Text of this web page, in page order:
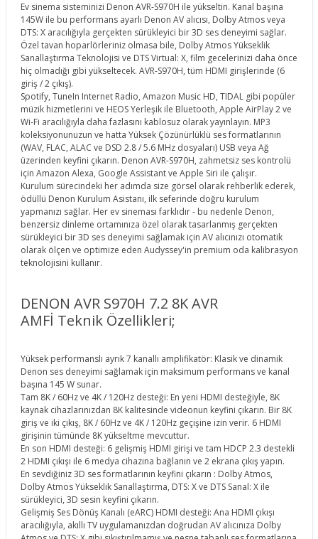
Ev sinema sisteminizi Denon AVR-S970H ile yükseltin. Kanal başına
145W ile bu performans ayarlı Denon AV alıcısı, Dolby Atmos veya
DTS: X aracılığıyla gerçekten sürükleyici bir 3D ses deneyimi sağlar.
Özel tavan hoparlörleriniz olmasa bile, Dolby Atmos Yükseklik
Sanallaştırma Teknolojisi ve DTS Virtual: X, film gecelerinizi daha önce
hiç olmadığı gibi yükseltecek. AVR-S970H, tüm HDMI girişlerinde (6
giriş / 2 çıkış).
Spotify, TuneIn Internet Radio, Amazon Music HD, TIDAL gibi popüler
müzik hizmetlerini ve HEOS Yerleşik ile Bluetooth, Apple AirPlay 2 ve
Wi-Fi aracılığıyla daha fazlasını kablosuz olarak yayınlayın. MP3
koleksiyonunuzun ve hatta Yüksek Çözünürlüklü ses formatlarının
(WAV, FLAC, ALAC ve DSD 2.8 / 5.6 MHz dosyaları) USB veya Ağ
üzerinden keyfini çıkarın. Denon AVR-S970H, zahmetsiz ses kontrolü
için Amazon Alexa, Google Assistant ve Apple Siri ile çalışır.
Kurulum sürecindeki her adımda size görsel olarak rehberlik ederek,
ödüllü Denon Kurulum Asistanı, ilk seferinde doğru kurulum
yapmanızı sağlar. Her ev sineması farklıdır - bu nedenle Denon,
benzersiz dinleme ortamınıza özel olarak tasarlanmış gerçekten
sürükleyici bir 3D ses deneyimi sağlamak için AV alıcınızı otomatik
olarak ölçen ve optimize eden Audyssey'in premium oda kalibrasyon
teknolojisini kullanır.
DENON AVR S970H 7.2 8K AVR
AMFİ Teknik Özellikleri;
Yüksek performanslı ayrık 7 kanallı amplifikatör: Klasik ve dinamik
Denon ses deneyimi sağlamak için maksimum performans ve kanal
başına 145 W sunar.
Tam 8K / 60Hz ve 4K / 120Hz desteği: En yeni HDMI desteğiyle, 8K
kaynak cihazlarınızdan 8K kalitesinde videonun keyfini çıkarın. Bir 8K
giriş ve iki çıkış, 8K / 60Hz ve 4K / 120Hz geçişine izin verir. 6 HDMI
girişinin tümünde 8K yükseltme mevcuttur.
En son HDMI desteği: 6 gelişmiş HDMI girişi ve tam HDCP 2.3 destekli
2 HDMI çıkışı ile 6 medya cihazına bağlanın ve 2 ekrana çıkış yapın.
En sevdiğiniz 3D ses formatlarının keyfini çıkarın : Dolby Atmos,
Dolby Atmos Yükseklik Sanallaştırma, DTS: X ve DTS Sanal: X ile
sürükleyici, 3D sesin keyfini çıkarın.
Gelişmiş Ses Dönüş Kanalı (eARC) HDMI desteği: Ana HDMI çıkışı
aracılığıyla, akıllı TV uygulamanızdan doğrudan AV alıcınıza Dolby